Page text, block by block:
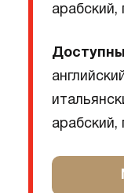
арабский,
арабский,